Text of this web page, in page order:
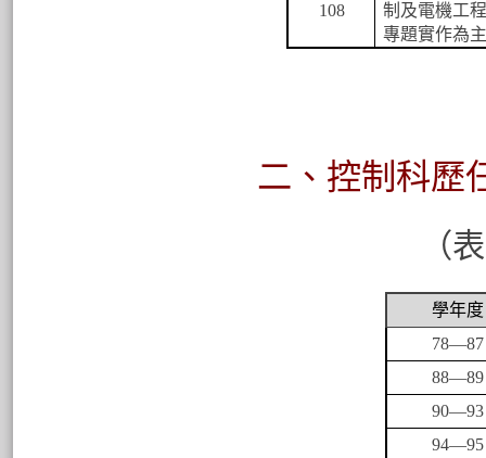
108
制及電機工
專題實作為
二、控制科歷
（
學年度
78—87
88—89
90—93
94—95